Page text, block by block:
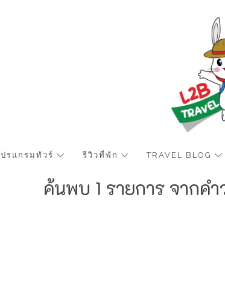
ปรแกรมทัวร์ รีวิวที่พัก TRAVEL BLOG
ค้นพบ 1 รายการ จากคำ